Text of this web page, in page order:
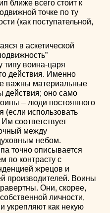
ближе всего стоит к
точке по ту
(как поступательной,
в аскетической
типу воина-царя
действия. Именно
важны материальные
действия; оно само
– люди постоянного
(если использовать
соответствует
между
небом.
точно описывается
по контрасту с
жрецов и
производителей. Воины
Они, скорее,
личности,
укрепляют как некую